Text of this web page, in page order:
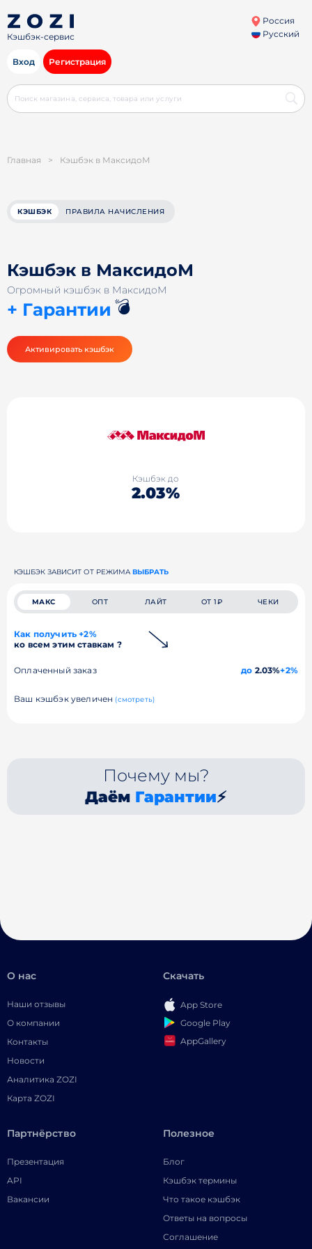
Кэшбэк-сервис
Россия
Русский
Вход Регистрация
Главная > Кэшбэк в МаксидоМ
КЭШБЭК ПРАВИЛА НАЧИСЛЕНИЯ
Кэшбэк в МаксидоМ
Огромный кэшбэк в МаксидоМ
+ Гарантии 💣
Активировать кэшбэк
Кэшбэк до
2.03%
КЭШБЭК ЗАВИСИТ ОТ РЕЖИМА ВЫБРАТЬ
МАКС ОПТ ЛАЙТ ОТ 1₽ ЧЕКИ
Как получить +2%
ко всем этим ставкам ?
Оплаченный заказ до 2.03%+2%
Ваш кэшбэк увеличен (смотреть)
Почему мы?
Даём Гарантии⚡
О нас
Наши отзывы
О компании
Контакты
Новости
Аналитика ZOZI
Карта ZOZI
Скачать
App Store
Google Play
AppGallery
Партнёрство
Презентация
API
Вакансии
Полезное
Блог
Кэшбэк термины
Что такое кэшбэк
Ответы на вопросы
Соглашение